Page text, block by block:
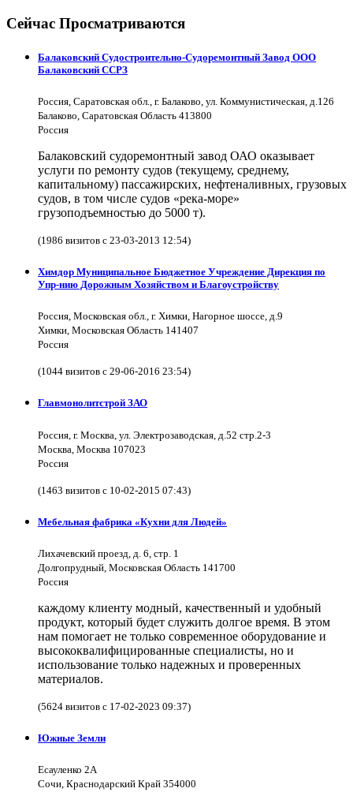
Сейчас Просматриваются
Балаковский Судостроительно-Судоремонтный Завод ООО
Балаковский ССРЗ
Россия, Саратовская обл., г. Балаково, ул. Коммунистическая, д.126
Балаково, Саратовская Область 413800
Россия
Балаковский судоремонтный завод ОАО оказывает
услуги по ремонту судов (текущему, среднему,
капитальному) пассажирских, нефтеналивных, грузовых
судов, в том числе судов «река-море»
грузоподъемностью до 5000 т).
(1986 визитов с 23-03-2013 12:54)
Химдор Муниципальное Бюджетное Учреждение Дирекция по
Упр-нию Дорожным Хозяйством и Благоустройству
Россия, Московская обл., г. Химки, Нагорное шоссе, д.9
Химки, Московская Область 141407
Россия
(1044 визитов с 29-06-2016 23:54)
Главмонолитстрой ЗАО
Россия, г. Москва, ул. Электрозаводская, д.52 стр.2-3
Москва, Москва 107023
Россия
(1463 визитов с 10-02-2015 07:43)
Мебельная фабрика «Кухни для Людей»
Лихачевский проезд, д. 6, стр. 1
Долгопрудный, Московская Область 141700
Россия
каждому клиенту модный, качественный и удобный
продукт, который будет служить долгое время. В этом
нам помогает не только современное оборудование и
высококвалифицированные специалисты, но и
использование только надежных и проверенных
материалов.
(5624 визитов с 17-02-2023 09:37)
Южные Земли
Есауленко 2А
Сочи, Краснодарский Край 354000